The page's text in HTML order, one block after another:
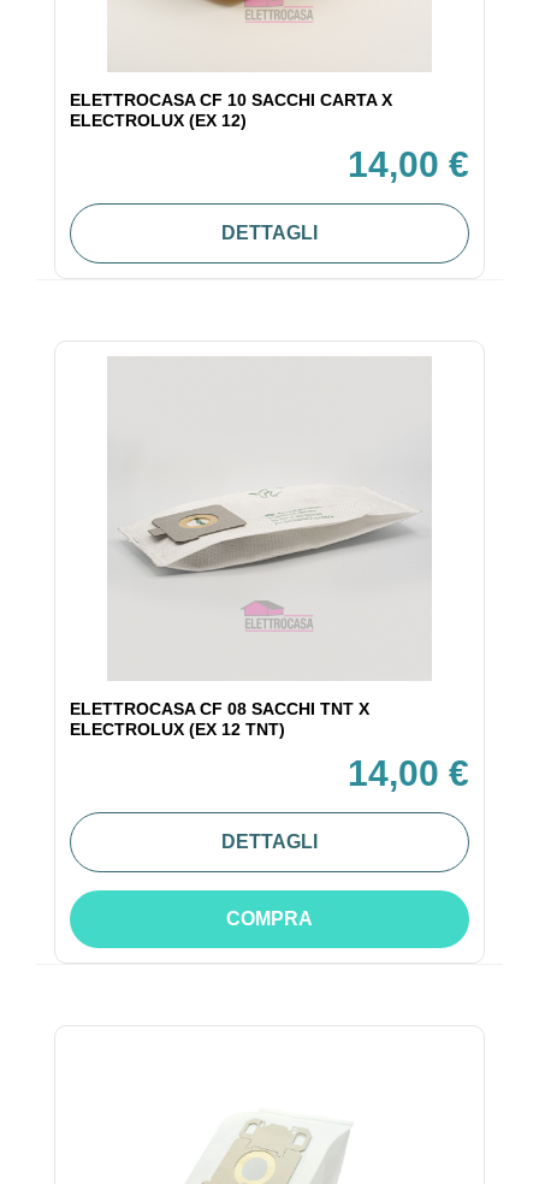
ELETTROCASA CF 10 SACCHI CARTA X
ELECTROLUX (EX 12)
14,00 €
DETTAGLI
ELETTROCASA CF 08 SACCHI TNT X
ELECTROLUX (EX 12 TNT)
14,00 €
DETTAGLI
COMPRA